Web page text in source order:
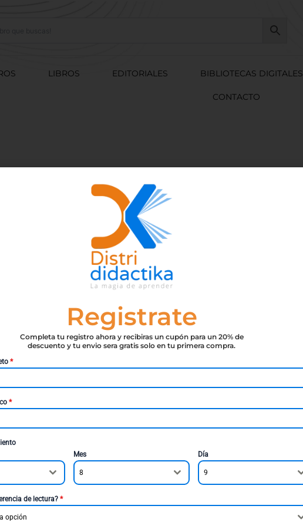
LIBROS EDITORIALES BIBLIOTECAS DIGITALES
CONTACTO
Registrate
Completa tu registro ahora y recibiras un cupón para un 20% de
descuento y tu envio sera gratis solo en tu primera compra.
*
*
Mes
8
Día
9
de lectura? *
opción